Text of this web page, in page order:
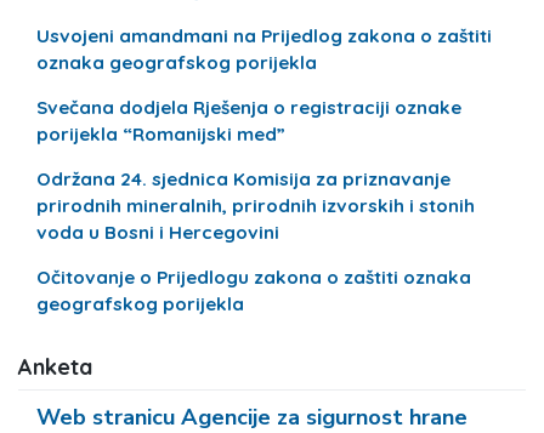
Usvojeni amandmani na Prijedlog zakona o zaštiti
oznaka geografskog porijekla
Svečana dodjela Rješenja o registraciji oznake
porijekla “Romanijski med”
Održana 24. sjednica Komisija za priznavanje
prirodnih mineralnih, prirodnih izvorskih i stonih
voda u Bosni i Hercegovini
Očitovanje o Prijedlogu zakona o zaštiti oznaka
geografskog porijekla
Anketa
Web stranicu Agencije za sigurnost hrane